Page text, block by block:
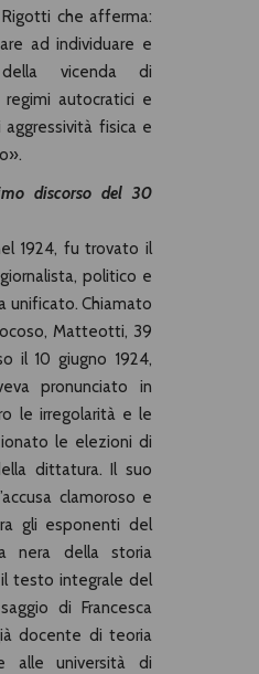
che afferma:
ad individuare e
della vicenda di
autocratici e
fisica e
discorso del 30
1924, fu trovato il
politico e
unificato. Chiamato
Matteotti, 39
il 10 giugno 1924,
pronunciato in
le irregolarità e le
le elezioni di
dittatura. Il suo
clamoroso e
gli esponenti del
nera della storia
testo integrale del
di Francesca
docente di teoria
alle università di